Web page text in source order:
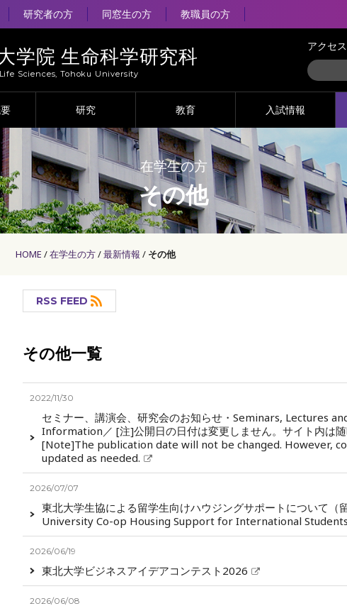
研究者の方 同窓生の方 教職員の方
学院 生命科学研究科
Sciences, Tohoku University
アクセス
研究 教育 入試情報
在学生の方
その他
HOME 在学生の方 最新情報 その他
RSS FEED
その他一覧
2022/11/30
セミナー、講演会、研究会のお知らせ・Seminars, Lectures
Information／ [注]公開日の日付は変更しません。サイト内は随
[Note]The publication date will not be changed. However,
updated as needed.
2026/07/07
東北大学生協による留学生向けハウジングサポートについて（
University Co-op Housing Support for International Students
2026/06/19
東北大学ビジネスアイデアコンテスト2026
2026/06/08